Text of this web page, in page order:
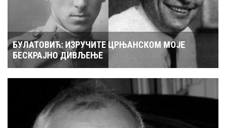
БУЛАТОВИЋ: ИЗРУЧИТЕ ЦРЊАНСКОМ МОЈЕ
БЕСКРАЈНО ДИВЉЕЊЕ